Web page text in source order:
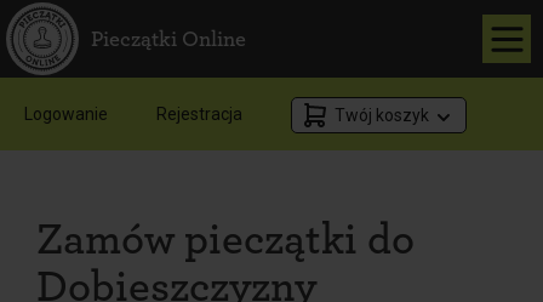
Pieczątki Online
Logowanie Rejestracja Twój koszyk
Zamów pieczątki do
Dobieszczyzny